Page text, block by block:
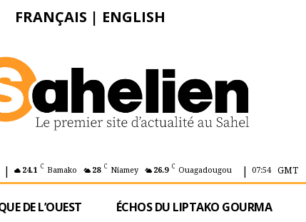
FRANÇAIS | ENGLISH
| 24.1 C Bamako 28 C Niamey 26.9 C Ouagadougou | 07:54 GMT
DE L’OUEST ÉCHOS DU LIPTAKO GOURMA